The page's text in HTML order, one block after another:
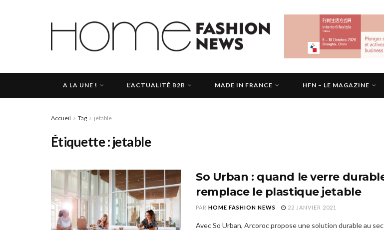
A LA UNE ! L’ACTUALITÉ B2B MADE IN FRANCE HFN – LE MAGAZINE
Accueil Tag jetable
Étiquette :jetable
So Urban : quand le verre
remplace le plastique jetable
PAR HOME FASHION NEWS 22 JANVIER 2021
Avec So Urban, Arcoroc propose une solution durable au